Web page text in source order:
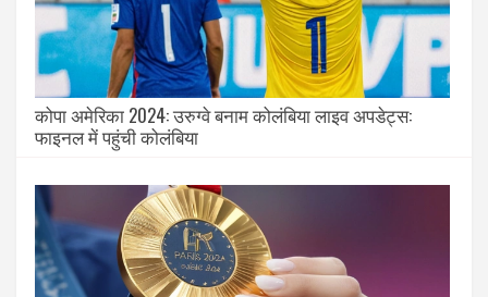
कोपा अमेरिका 2024: उरुग्वे बनाम कोलंबिया लाइव अपडेट्स:
फाइनल में पहुंची कोलंबिया